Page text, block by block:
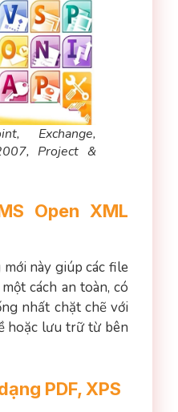
Exchange,
Project &
Open XML
này giúp các file
cách an toàn, có
nhất chặt chẽ với
hoặc lưu trữ từ bên
PDF, XPS